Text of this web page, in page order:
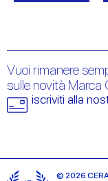
Vuoi rimanere
sulle novità Marca
iscriviti alla
© 2026